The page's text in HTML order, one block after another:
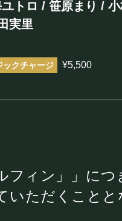
まほろ座について
施設概要
トロ / 笹原まり /
実里
¥5,500
フィン」」につ
ただくことと